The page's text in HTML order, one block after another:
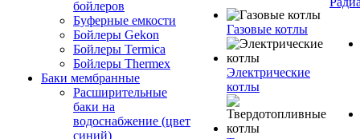
бойлеров
Буферные емкости
Бойлеры Gekon
Бойлеры Termica
Бойлеры Thermex
Баки мембранные
Расширительные
баки на
водоснабжение (цвет
синий)
Газовые котлы
Электрические
котлы